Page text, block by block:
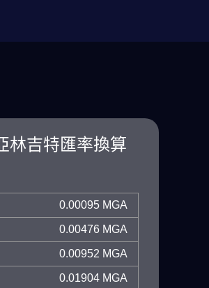
林吉特匯率換算
0.00095 MGA
0.00476 MGA
0.00952 MGA
0.01904 MGA